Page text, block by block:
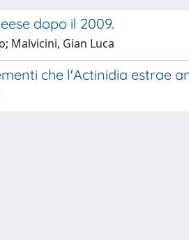
dopo il 2009.
Malvicini, Gian Luca
che l'Actinidia estrae